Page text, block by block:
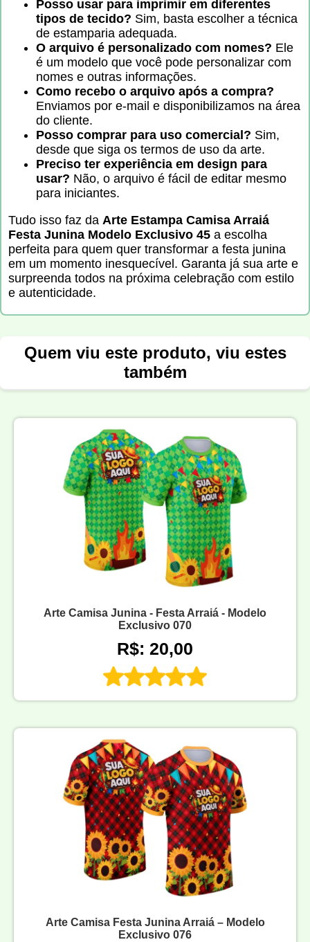
Posso usar para imprimir em diferentes
tipos de tecido? Sim, basta escolher a técnica
de estamparia adequada.
O arquivo é personalizado com nomes? Ele
é um modelo que você pode personalizar com
nomes e outras informações.
Como recebo o arquivo após a compra?
Enviamos por e-mail e disponibilizamos na área
do cliente.
Posso comprar para uso comercial? Sim,
desde que siga os termos de uso da arte.
Preciso ter experiência em design para
usar? Não, o arquivo é fácil de editar mesmo
para iniciantes.
Tudo isso faz da Arte Estampa Camisa Arraiá
Festa Junina Modelo Exclusivo 45 a escolha
perfeita para quem quer transformar a festa junina
em um momento inesquecível. Garanta já sua arte e
surpreenda todos na próxima celebração com estilo
e autenticidade.
Quem viu este produto, viu estes
também
Arte Camisa Junina - Festa Arraiá - Modelo
Exclusivo 070
R$: 20,00
Arte Camisa Festa Junina Arraiá – Modelo
Exclusivo 076